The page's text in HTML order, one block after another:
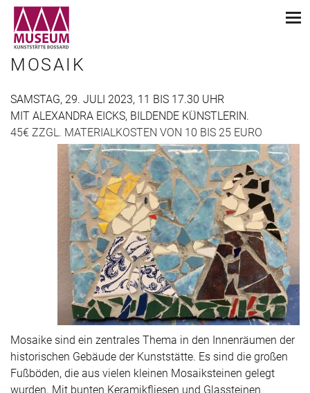
MOSAIK
SAMSTAG, 29. JULI 2023, 11 BIS 17.30 UHR
MIT ALEXANDRA EICKS, BILDENDE KÜNSTLERIN.
45€ ZZGL. MATERIALKOSTEN VON 10 BIS 25 EURO
Mosaike sind ein zentrales Thema in den Innenräumen der
historischen Gebäude der Kunststätte. Es sind die großen
Fußböden, die aus vielen kleinen Mosaiksteinen gelegt
wurden. Mit bunten Keramikfliesen und Glassteinen